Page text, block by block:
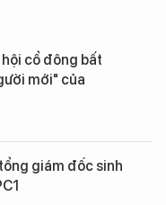
cổ đông bất
mới" của
giám đốc sinh